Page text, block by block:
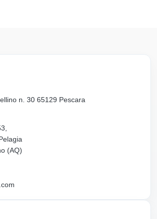
n. 30 65129 Pescara
(AQ)